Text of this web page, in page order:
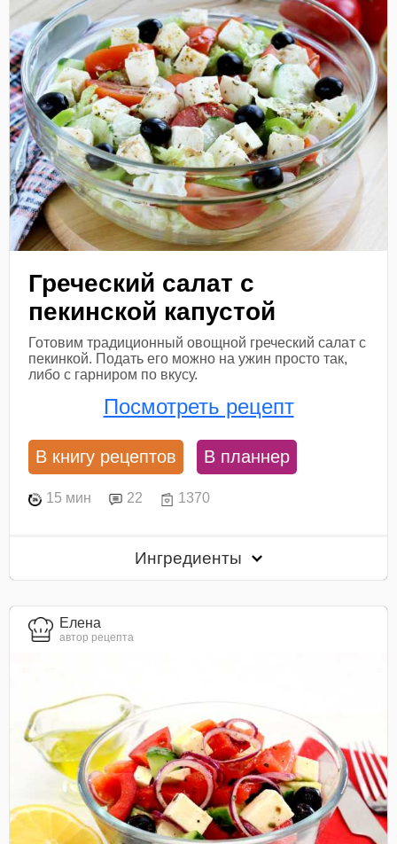
Греческий салат с
пекинской капустой
Готовим традиционный овощной греческий салат с
пекинкой. Подать его можно на ужин просто так,
либо с гарниром по вкусу.
Посмотреть рецепт
В книгу рецептов В планнер
15 мин 22 1370
Ингредиенты
Елена
автор рецепта